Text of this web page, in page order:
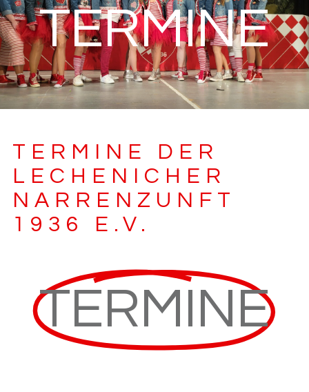
TERMINE
TERMINE DER
LECHENICHER
NARRENZUNFT
1936 E.V.
TERMINE